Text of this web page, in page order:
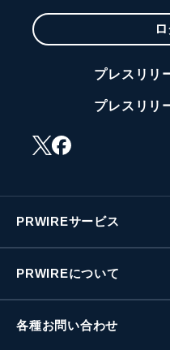
プレスリリ
プレスリリ
PRWIREサービス
PRWIREについて
各種お問い合わせ